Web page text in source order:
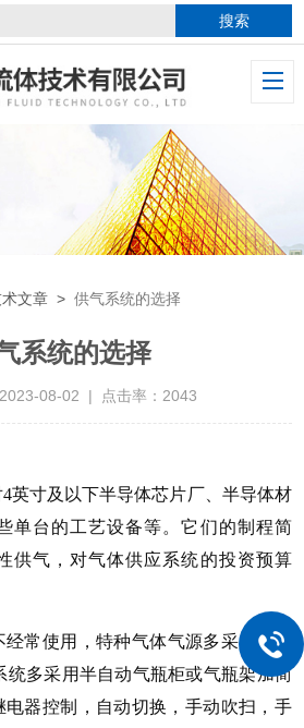
文章 >供气系统的选择
系统的选择
08-02 | 点击率：2043
4英寸及以下半导体芯片厂、半导体材
单台的工艺设备等。它们的制程简
供气，对气体供应系统的投资预算
常使用，特种气体气源多采用普通
统多采用半自动气瓶柜或气瓶架加简
器控制，自动切换，手动吹扫，手